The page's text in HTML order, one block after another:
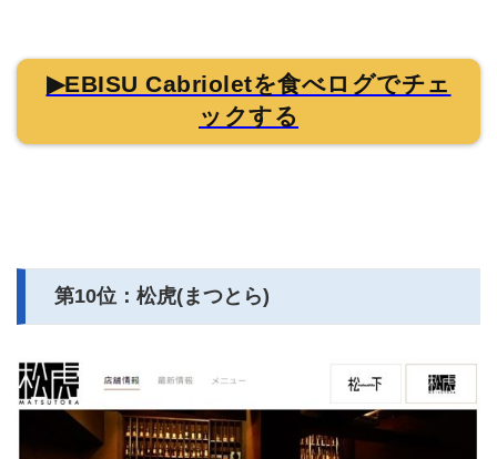
▶EBISU Cabrioletを食べログでチェ
ックする
第10位：松虎(まつとら)